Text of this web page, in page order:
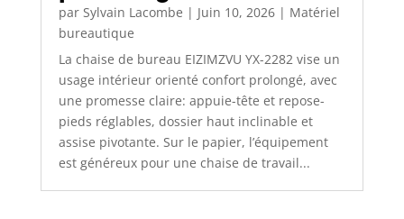
par Sylvain Lacombe | Juin 10, 2026| Matériel
bureautique
La chaise de bureau EIZIMZVU YX-2282 vise un
usage intérieur orienté confort prolongé, avec
une promesse claire: appuie-tête et repose-
pieds réglables, dossier haut inclinable et
assise pivotante. Sur le papier, l’équipement
est généreux pour une chaise de travail...